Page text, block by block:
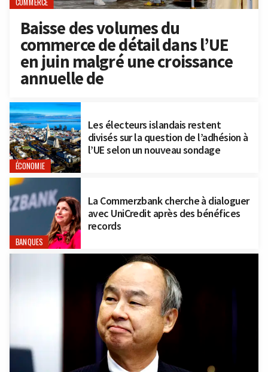
COMMERCE
Baisse des volumes du
commerce de détail dans l’UE
en juin malgré une croissance
annuelle de
ÉCONOMIE
Les électeurs islandais restent
divisés sur la question de l’adhésion à
l’UE selon un nouveau sondage
BANQUES
La Commerzbank cherche à dialoguer
avec UniCredit après des bénéfices
records